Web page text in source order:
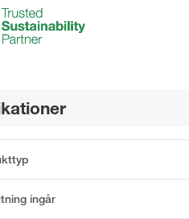
ingår